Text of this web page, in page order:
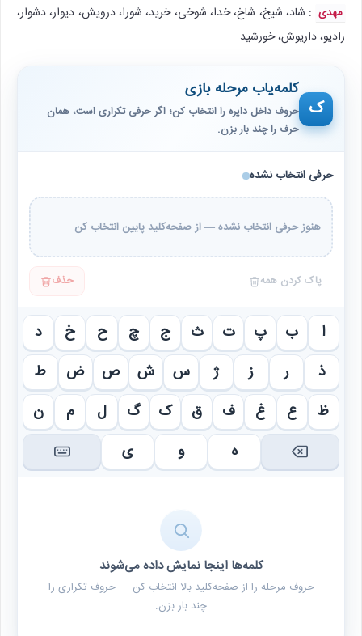
مهدی : شاد، شیخ، شاخ، خدا، شوخی، خرید، شورا، درویش، دیوار، دشوار،
رادیو، داریوش، خورشید.
ک
کلمه‌یاب مرحله بازی
حروف داخل دایره را انتخاب کن؛ اگر حرفی تکراری است، همان
حرف را چند بار بزن.
حرفی انتخاب نشده
هنوز حرفی انتخاب نشده — از صفحه‌کلید پایین انتخاب کن
پاک کردن همه حذف
ا ب پ ت ث ج چ ح خ
د
ذ
ر ز ژ س ش ص ض
ط
ظ
ع غ ف ق ک گ ل م
ن
ه
و ی
کلمه‌ها اینجا نمایش داده می‌شوند
حروف مرحله را از صفحه‌کلید بالا انتخاب کن — حروف تکراری را
چند بار بزن.